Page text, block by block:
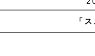
「